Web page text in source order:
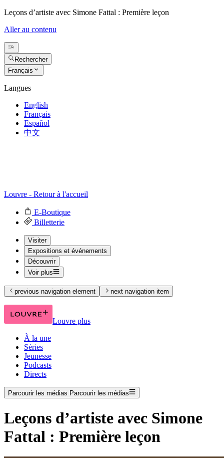
Leçons d’artiste avec Simone Fattal : Première leçon
Aller au contenu
Rechercher
Français
Langues
English
Français
Español
中文
Louvre - Retour à l'accueil
E-Boutique
Billetterie
Visiter
Expositions et événements
Découvrir
Voir plus
previous navigation element next navigation item
Louvre plus
À la une
Séries
Jeunesse
Podcasts
Directs
Parcourir les médias Parcourir les médias
Leçons d’artiste avec Simone
Fattal : Première leçon